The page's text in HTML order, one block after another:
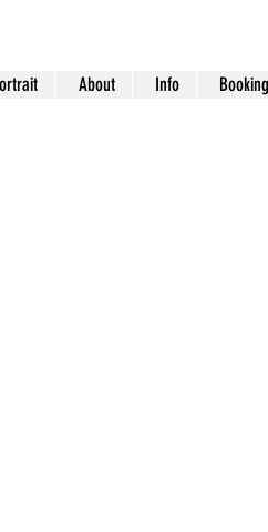
About Info